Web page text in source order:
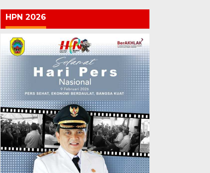
Polri vs Kejagung: Ketika
Penegak Hukum Saling
Chandra: Pati 703
HPN 2026